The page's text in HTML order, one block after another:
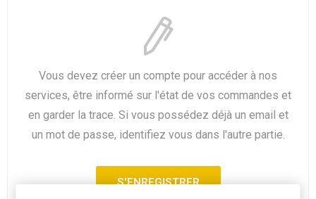
Vous devez créer un compte pour accéder à nos
services, être informé sur l'état de vos commandes et
en garder la trace. Si vous possédez déjà un email et
un mot de passe, identifiez vous dans l'autre partie.